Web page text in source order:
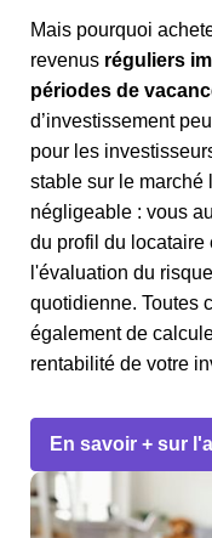
Mais pourquoi
revenus réguliers
périodes de
d’investissement
pour les
stable sur le marché
négligeable : vous
du profil du locataire
l'évaluation du
quotidienne. Toutes
également de
rentabilité de votre
En savoir + sur